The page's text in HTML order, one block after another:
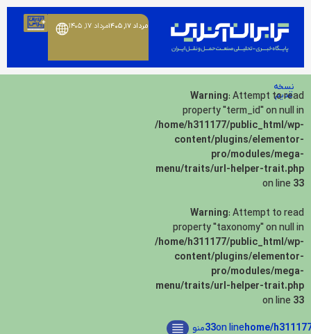
مرداد ۱۷, ۱۴۰۵ مرداد ۱۷, ۱۴۰۵
نسخه
قدیم Warning: Attempt to read
property "term_id" on null in
/home/h311177/public_html/wp-
content/plugins/elementor-
pro/modules/mega-
menu/traits/url-helper-trait.php
on line 33
Warning: Attempt to read
property "taxonomy" on null in
/home/h311177/public_html/wp-
content/plugins/elementor-
pro/modules/mega-
menu/traits/url-helper-trait.php
on line 33
on line
33منو